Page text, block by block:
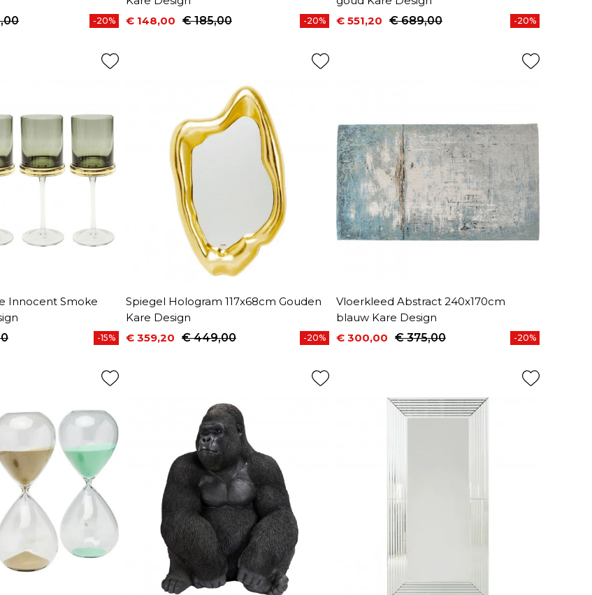
-20%
Prijs
€ 148,00
Normale prijs€ 185,00 -20%
Prijs
€ 551,20
Normale prijs€ 689,00 -20%
Innocent Smoke
-15%
Spiegel Hologram 117x68cm Gouden
Kare Design
Prijs
€ 359,20
Normale prijs€ 449,00 -20%
Vloerkleed Abstract 240x170cm
blauw Kare Design
Prijs
€ 300,00
Normale prijs€ 375,00 -20%